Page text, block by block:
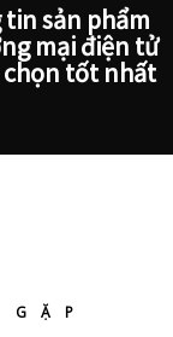
sản phẩm
mại điện tử
chọn tốt nhất